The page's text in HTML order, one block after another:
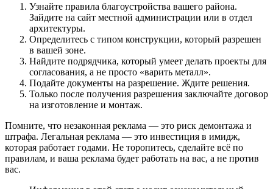
Узнайте правила благоустройства вашего района.
Зайдите на сайт местной администрации или в отдел
архитектуры.
Определитесь с типом конструкции, который разрешен
в вашей зоне.
Найдите подрядчика, который умеет делать проекты для
согласования, а не просто «варить металл».
Подайте документы на разрешение. Ждите решения.
Только после получения разрешения заключайте договор
на изготовление и монтаж.
Помните, что незаконная реклама — это риск демонтажа и
штрафа. Легальная реклама — это инвестиция в имидж,
которая работает годами. Не торопитесь, сделайте всё по
правилам, и ваша реклама будет работать на вас, а не против
вас.